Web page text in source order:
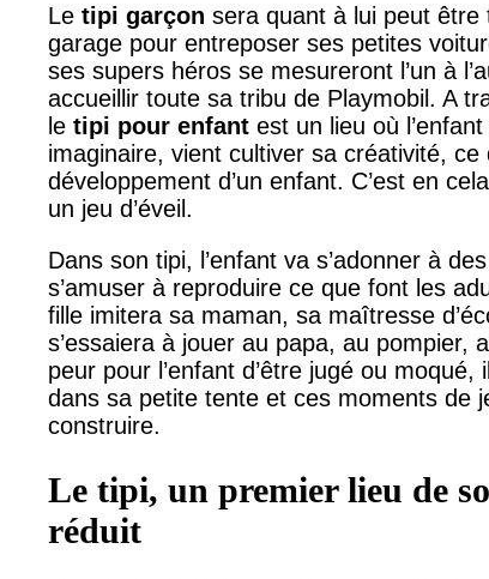
Le tipi garçon sera quant à lui peut
garage pour entreposer ses petites
ses supers héros se mesureront l’un à
accueillir toute sa tribu de Playmobil. A
le tipi pour enfant est un lieu où
imaginaire, vient cultiver sa créativité,
développement d’un enfant. C’est en
un jeu d’éveil.
Dans son tipi, l’enfant va s’adonner à
s’amuser à reproduire ce que font les
fille imitera sa maman, sa maîtresse
s’essaiera à jouer au papa, au pompier,
peur pour l’enfant d’être jugé ou
dans sa petite tente et ces moments de
construire.
Le tipi, un premier lieu de
réduit